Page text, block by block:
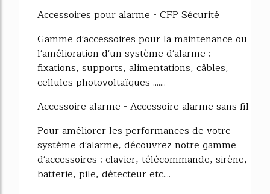
Accessoires pour alarme - CFP Sécurité
Gamme d'accessoires pour la maintenance ou
l'amélioration d'un système d'alarme :
fixations, supports, alimentations, câbles,
cellules photovoltaïques .......
Accessoire alarme - Accessoire alarme sans fil
Pour améliorer les performances de votre
système d'alarme, découvrez notre gamme
d'accessoires : clavier, télécommande, sirène,
batterie, pile, détecteur etc....